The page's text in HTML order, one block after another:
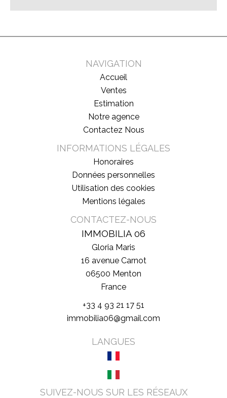
NAVIGATION
Accueil
Ventes
Estimation
Notre agence
Contactez Nous
INFORMATIONS LÉGALES
Honoraires
Données personnelles
Utilisation des cookies
Mentions légales
CONTACTEZ-NOUS
IMMOBILIA 06
Gloria Maris
16 avenue Carnot
06500 Menton
France
+33 4 93 21 17 51
immobilia06@gmail.com
LANGUES
SUIVEZ-NOUS SUR LES RÉSEAUX